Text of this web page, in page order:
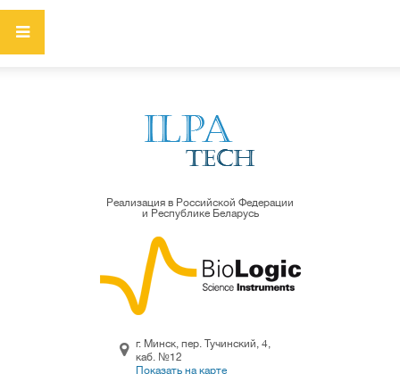
Реализация в Российской Федерации
и Республике Беларусь
г. Минск, пер. Тучинский, 4,
каб. №12
Показать на карте